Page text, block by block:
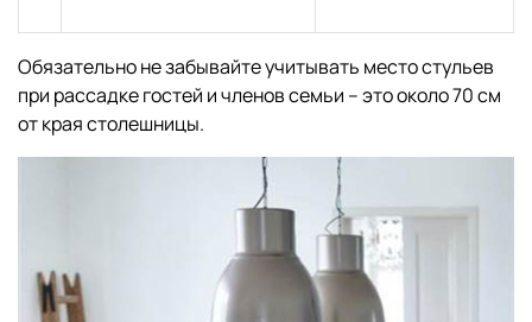
Обязательно не забывайте учитывать место стульев
при рассадке гостей и членов семьи – это около 70 см
от края столешницы.